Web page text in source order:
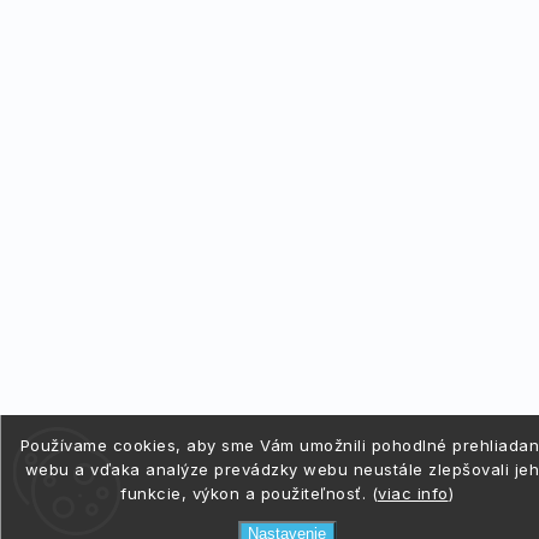
Používame cookies, aby sme Vám umožnili pohodlné
webu a vďaka analýze prevádzky webu neustále zlepšovali
funkcie, výkon a použiteľnosť. (viac info)
Nastavenie